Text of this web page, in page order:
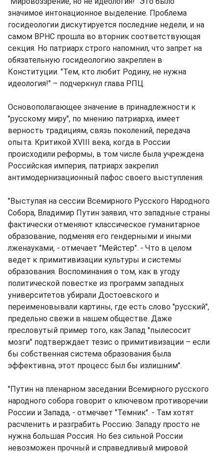
значимое интонационное выделение. Проблема
госидеологии дискутируется последние недели, и на
самом ВРНС прошла во вторник соответствующая
секция. Но патриарх строго напомнил, что запрет на
обязательную госидеологию закреплен в
Конституции. "Тем, кто любит Родину, не нужна
идеология!" – подчеркнул глава РПЦ.
Основополагающее значение в принадлежности к
"русскому миру", по мнению патриарха, имеет
верность традициям, связь поколений, передача
опыта. Критикой XVIII века, когда в России
происходили реформы, в том числе была учреждена
Российская империя, патриарх закрепил
антимодернизационный пафос своего выступления.
"Выступая на сессии Всемирного Русского Народного
Собора, Владимир Путин заявил, что западные страны
фактически отменяют классическое гуманитарное
образование, подменяя его гендерными и иными
лженауками, - отмечает "Мейстер". - Что в целом
ведет к примитивизации культуры и системы
образования. Воспоминания о том, как в угоду
политической повестке из программ западных
университетов убирали Достоевского и
переименовывали картины, где есть слово "русский",
предельно свежи в нашем обществе. Даже
пресловутый пример того, как Запад "пылесосит
мозги" подтверждает тезис о примитивизации – если
бы собственная система образования была
эффективна, этот процесс был бы излишним".
"Путин на пленарном заседании Всемирного русского
народного собора говорит о ключевом противоречии
России и Запада, - отмечает "Темник". - Там хотят
расчленить и разграбить Россию. Западу просто не
нужна большая Россия. Но без сильной России
невозможен прочный и справедливый мировой